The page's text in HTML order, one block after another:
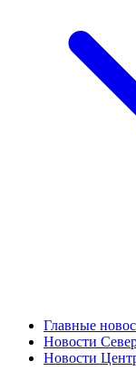
Главные
Новости
Новости